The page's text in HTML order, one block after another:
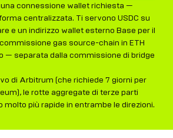
connessione wallet richiesta —
centralizzata. Ti servono USDC su
e un indirizzo wallet esterno Base per il
gas source-chain in ETH
— separata dalla commissione di bridge
di Arbitrum (che richiede 7 giorni per
le rotte aggregate di terze parti
molto più rapide in entrambe le direzioni.